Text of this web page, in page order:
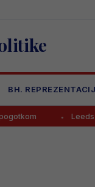
BH.
Leeds